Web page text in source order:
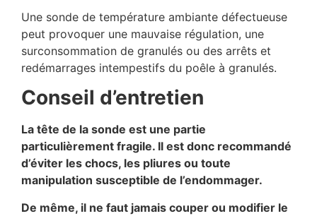
Une sonde de température ambiante défectueuse
peut provoquer une mauvaise régulation, une
surconsommation de granulés ou des arrêts et
redémarrages intempestifs du poêle à granulés.
Conseil d’entretien
La tête de la sonde est une partie
particulièrement fragile. Il est donc recommandé
d’éviter les chocs, les pliures ou toute
manipulation susceptible de l’endommager.
De même, il ne faut jamais couper ou modifier le